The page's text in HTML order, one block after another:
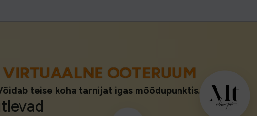
OOTERUUM
teise koha tarnijat igas mõõdupunktis.